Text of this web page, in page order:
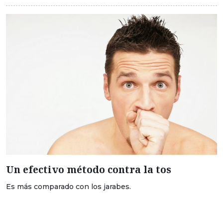
Un efectivo método contra la tos
Es más comparado con los jarabes.